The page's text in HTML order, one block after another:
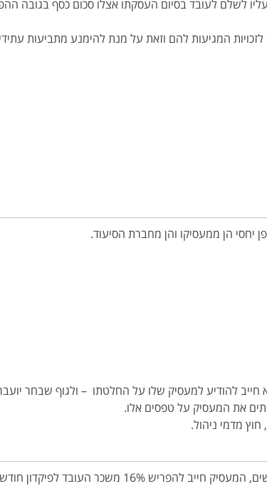
לשלם לעובד בסיום העסקתו אצלו סכום כסף בגובה
המגיעות להם וזאת על מנת להימנע מתביעות
יחסי הן ממעסיקו והן מחברת הסיעוד.
להודיע למעסיק שלו על החלטתו – ולגוף שבחר
את המעסיק על טפסים אלו.
מדמי ניהול.
גם כאשר העובדים הזרים נחשבים כמבקשי מקלט (מסתננים) ואין להם את